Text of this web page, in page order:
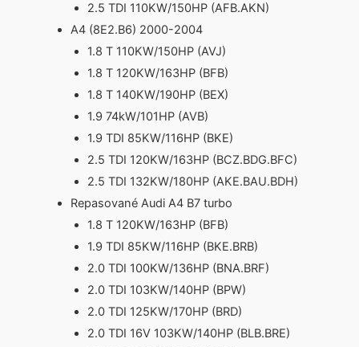
2.5 TDI 110KW/150HP (AFB.AKN)
A4 (8E2.B6) 2000-2004
1.8 T 110KW/150HP (AVJ)
1.8 T 120KW/163HP (BFB)
1.8 T 140KW/190HP (BEX)
1.9 74kW/101HP (AVB)
1.9 TDI 85KW/116HP (BKE)
2.5 TDI 120KW/163HP (BCZ.BDG.BFC)
2.5 TDI 132KW/180HP (AKE.BAU.BDH)
Repasované Audi A4 B7 turbo
1.8 T 120KW/163HP (BFB)
1.9 TDI 85KW/116HP (BKE.BRB)
2.0 TDI 100KW/136HP (BNA.BRF)
2.0 TDI 103KW/140HP (BPW)
2.0 TDI 125KW/170HP (BRD)
2.0 TDI 16V 103KW/140HP (BLB.BRE)